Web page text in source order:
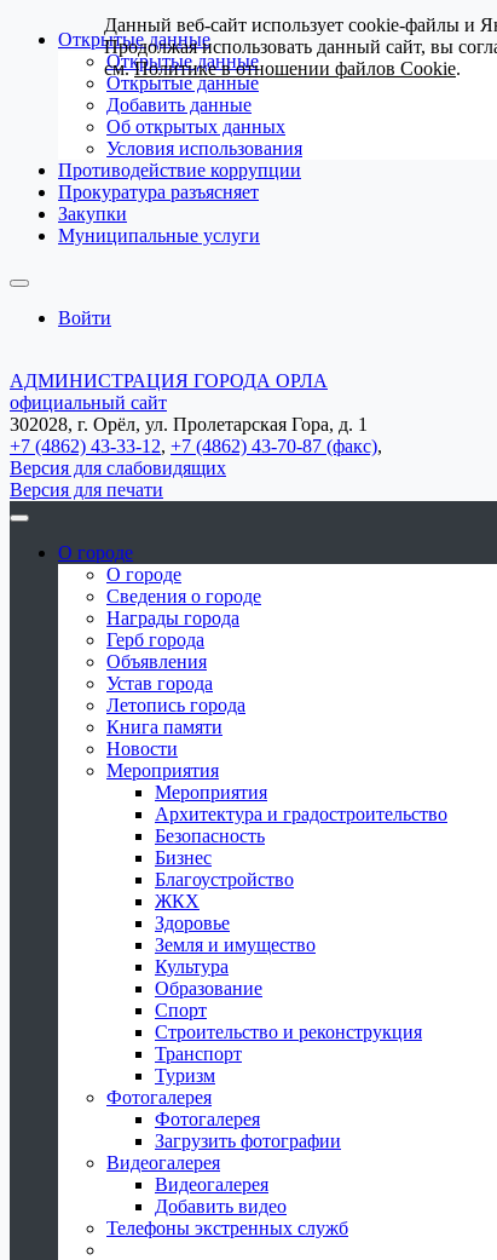
Открытые данные
Открытые данные
Открытые данные
Добавить данные
Об открытых данных
Условия использования
Противодействие коррупции
Прокуратура разъясняет
Закупки
Муниципальные услуги
Войти
АДМИНИСТРАЦИЯ ГОРОДА ОРЛА
официальный сайт
302028, г. Орёл, ул. Пролетарская Гора, д. 1
+7 (4862) 43-33-12, +7 (4862) 43-70-87 (факс),
Версия для слабовидящих
Версия для печати
О городе
О городе
Сведения о городе
Награды города
Герб города
Объявления
Устав города
Летопись города
Книга памяти
Новости
Мероприятия
Мероприятия
Архитектура и градостроительство
Безопасность
Бизнес
Благоустройство
ЖКХ
Здоровье
Земля и имущество
Культура
Образование
Спорт
Строительство и реконструкция
Транспорт
Туризм
Фотогалерея
Фотогалерея
Загрузить фотографии
Видеогалерея
Видеогалерея
Добавить видео
Телефоны экстренных служб
Данный веб-сайт использует cookie-файлы и
Продолжая использовать данный сайт, вы
см.Политике в отношении файлов Cookie.